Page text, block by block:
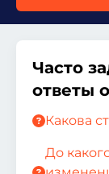
Часто
ответы
Какова
До